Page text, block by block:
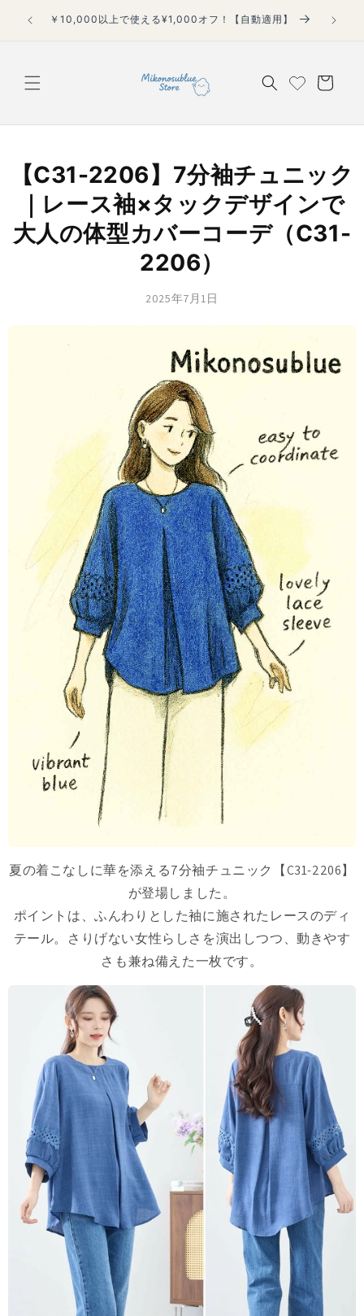
ンツに￥10,000以上で使える¥1,000オフ！【自動適用】 税込
ー
【C31-2206】7分袖チュニック
｜レース袖×タックデザインで
大人の体型カバーコーデ（C31-
2206）
2025年7月1日
夏の着こなしに華を添える7分袖チュニック【C31-2206】
が登場しました。
ポイントは、ふんわりとした袖に施されたレースのディ
テール。さりげない女性らしさを演出しつつ、動きやす
さも兼ね備えた一枚です。